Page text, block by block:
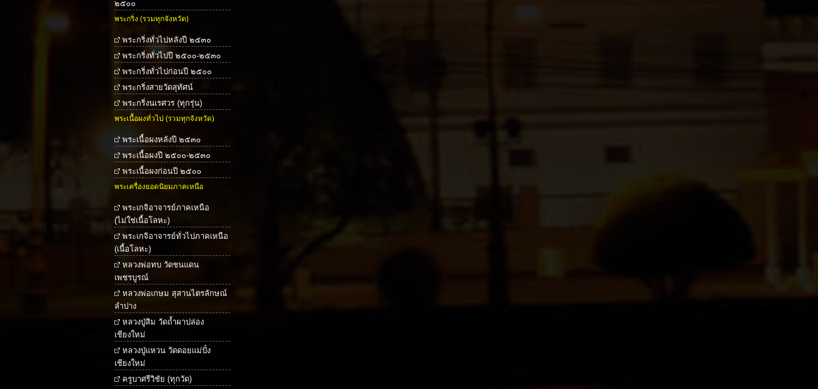
๒๕๐๐
พระกริ่ง (รวมทุกจังหวัด)
พระกริ่งทั่วไปหลังปี ๒๕๓๐
พระกริ่งทั่วไปปี ๒๕๐๐-๒๕๓๐
พระกริ่งทั่วไปก่อนปี ๒๕๐๐
พระกริ่งสายวัดสุทัศน์
พระกริ่งนเรศวร (ทุกรุ่น)
พระเนื้อผงทั่วไป (รวมทุกจังหวัด)
พระเนื้อผงหลังปี ๒๕๓๐
พระเนื้อผงปี ๒๕๐๐-๒๕๓๐
พระเนื้อผงก่อนปี ๒๕๐๐
พระเครื่องยอดนิยมภาคเหนือ
พระเกจิอาจารย์ภาคเหนือ
(ไม่ใช่เนื้อโลหะ)
พระเกจิอาจารย์ทั่วไปภาคเหนือ
(เนื้อโลหะ)
หลวงพ่อทบ วัดชนแดน
เพชรบูรณ์
หลวงพ่อเกษม สุสานไตรลักษณ์
ลำปาง
หลวงปู่สิม วัดถ้ำผาปล่อง
เชียงใหม่
หลวงปู่แหวน วัดดอยแม่ปั๋ง
เชียงใหม่
ครูบาศรีวิชัย (ทุกวัด)